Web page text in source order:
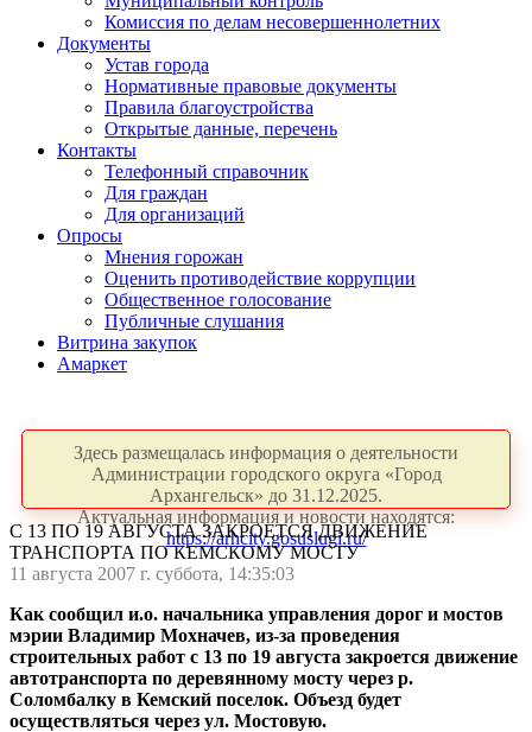
Комиссия по делам несовершеннолетних
Документы
Устав города
Нормативные правовые документы
Правила благоустройства
Открытые данные, перечень
Контакты
Телефонный справочник
Для граждан
Для организаций
Опросы
Мнения горожан
Оценить противодействие коррупции
Общественное голосование
Публичные слушания
Витрина закупок
Амаркет
Здесь размещалась информация о деятельности
Администрации городского округа «Город
Архангельск» до 31.12.2025.
Актуальная информация и новости находятся:
https://arhcity.gosuslugi.ru/
С 13 ПО 19 АВГУСТА ЗАКРОЕТСЯ ДВИЖЕНИЕ
ТРАНСПОРТА ПО КЕМСКОМУ МОСТУ
11 августа 2007 г. суббота, 14:35:03
Как сообщил и.о. начальника управления дорог и мостов
мэрии Владимир Мохначев, из-за проведения
строительных работ с 13 по 19 августа закроется движение
автотранспорта по деревянному мосту через р.
Соломбалку в Кемский поселок. Объезд будет
осуществляться через ул. Мостовую.